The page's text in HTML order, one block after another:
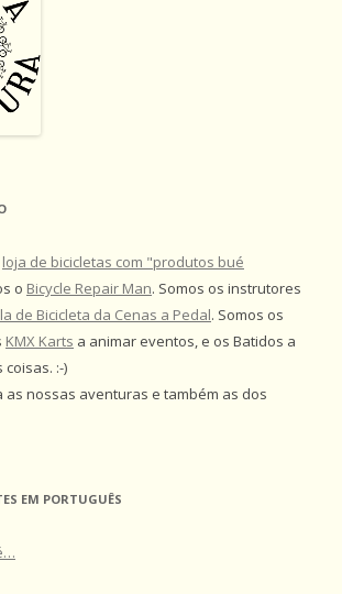
loja de bicicletas com "produtos bué
o Bicycle Repair Man. Somos os instrutores
de Bicicleta da Cenas a Pedal. Somos os
KMX Karts a animar eventos, e os Batidos a
:-)
as nossas aventuras e também as dos
EM PORTUGUÊS